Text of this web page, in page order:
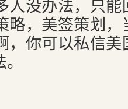
人没办法，只
略，美签策划
，你可以私信